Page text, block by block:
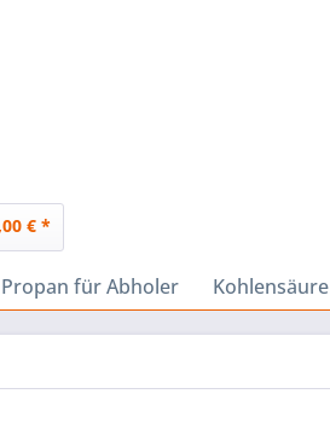
€ *
Propan für Abholer Kohlensäure